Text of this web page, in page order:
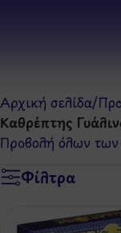
Αρχική σελίδα/
Καθρέπτης
Προβολή όλων
Φίλτρα